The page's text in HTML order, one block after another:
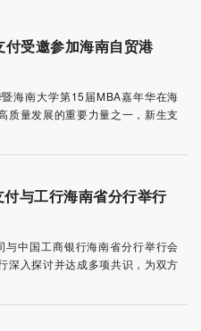
受邀参加海南自贸港
海南大学第15届MBA嘉年华在海
质量发展的重要力量之一，新生支
与工行海南省分行举行
中国工商银行海南省分行举行会
深入探讨并达成多项共识，为双方